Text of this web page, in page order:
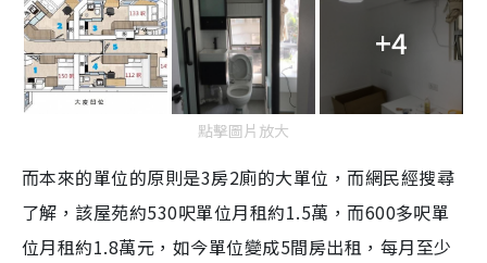
+4
點擊圖片放大
而本來的單位的原則是3房2廁的大單位，而網民經搜尋
了解，該屋苑約530呎單位月租約1.5萬，而600多呎單
位月租約1.8萬元，如今單位變成5間房出租，每月至少